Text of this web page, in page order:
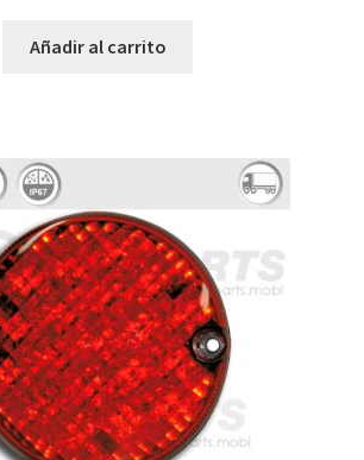
Añadir al carrito